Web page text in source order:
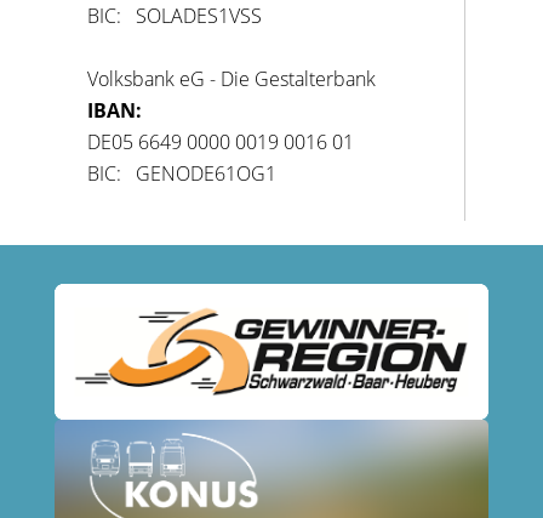
BIC: SOLADES1VSS
Volksbank eG - Die Gestalterbank
IBAN:
DE05 6649 0000 0019 0016 01
BIC: GENODE61OG1